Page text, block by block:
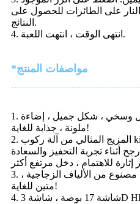
على الطائرات للحصول على
النتائج.
4. انتهى الوقت ، انتهت اللعبة.
*مواصفات المنتج
1. تصميم حصري للمنتجات ، جميل وسخي ، شكل جميل ، إضاءة
ملونة ، جذابة للغاية!
2. المزيج المثالي من آلة ركوب kiddie وألعاب طائرة الرماية -
أثناء تجربة التحفيز والسعادة
3. مقعد مزدوج عريض للغاية ، مصنوع من الألياف الزجاجية ،
متين للغاية!